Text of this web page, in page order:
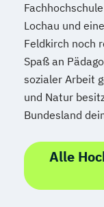
Lochau und
Feldkirch noch
Spaß an
sozialer Arbeit
und Natur
Bundesland
Alle